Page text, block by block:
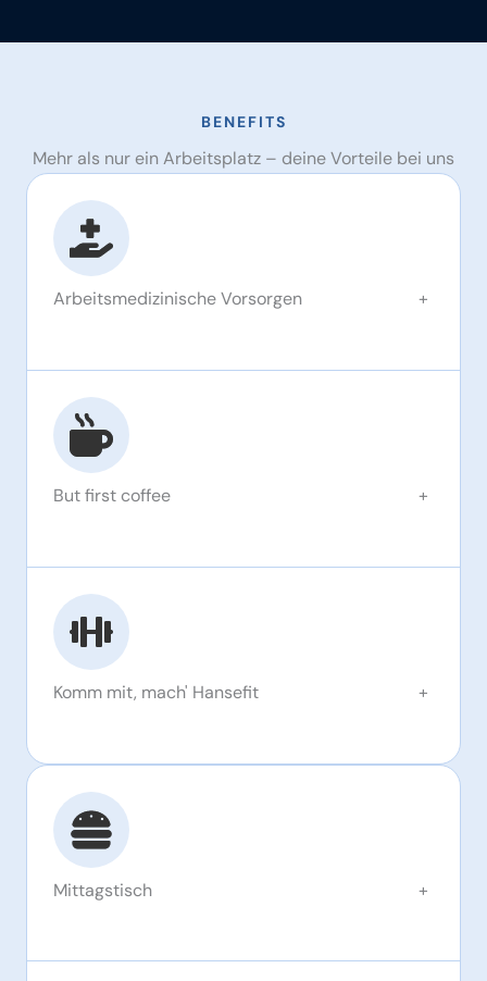
BENEFITS
Mehr als nur ein Arbeits­platz – deine Vorteile bei uns
Arbeitsmedizinische Vorsorgen +
But first coffee +
Komm mit, mach' Hansefit +
Mittagstisch +